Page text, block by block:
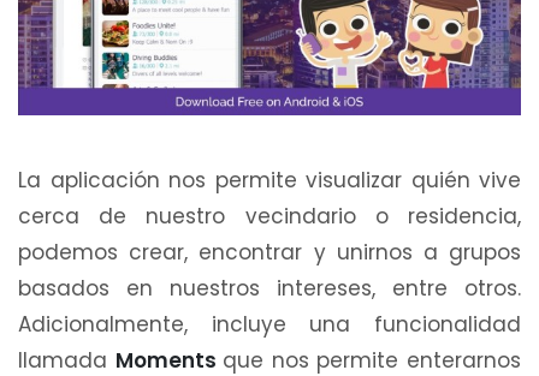
La aplicación nos permite visualizar quién vive
cerca de nuestro vecindario o residencia,
podemos crear, encontrar y unirnos a grupos
basados en nuestros intereses, entre otros.
Adicionalmente, incluye una funcionalidad
llamada Moments que nos permite enterarnos